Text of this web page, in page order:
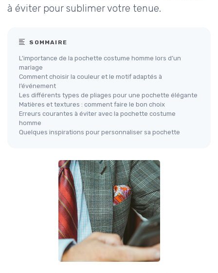
à éviter pour sublimer votre tenue.
SOMMAIRE
L’importance de la pochette costume homme lors d’un
mariage
Comment choisir la couleur et le motif adaptés à
l’événement
Les différents types de pliages pour une pochette élégante
Matières et textures : comment faire le bon choix
Erreurs courantes à éviter avec la pochette costume
homme
Quelques inspirations pour personnaliser sa pochette